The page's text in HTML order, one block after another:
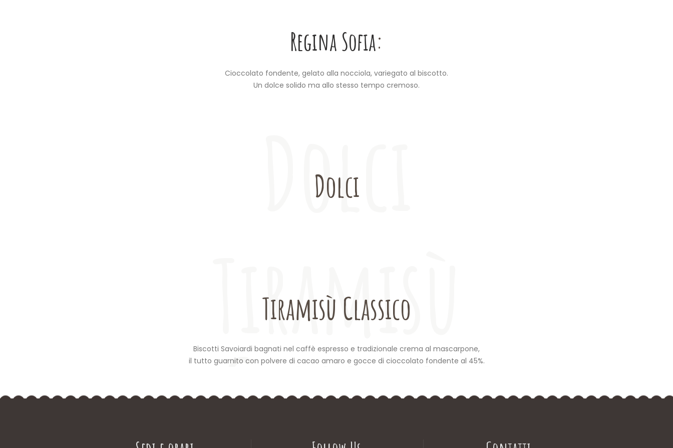
Regina Sofia:
Cioccolato fondente, gelato alla nocciola, variegato al biscotto.
Un dolce solido ma allo stesso tempo cremoso.
Dolci
Dolci
Tiramisù
Classico
Tiramisù Classico
Biscotti Savoiardi bagnati nel caffè espresso e tradizionale crema al mascarpone,
il tutto guarnito con polvere di cacao amaro e gocce di cioccolato fondente al 45%.